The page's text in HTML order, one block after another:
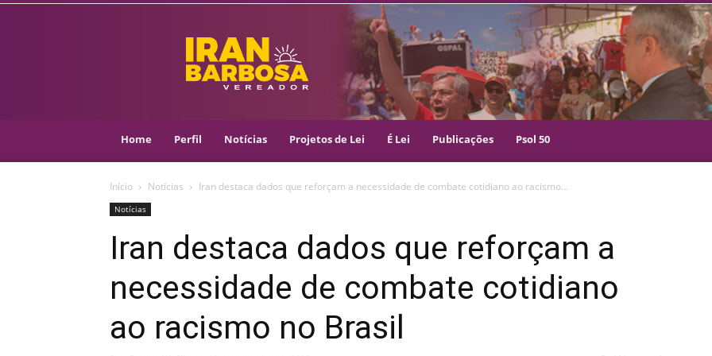
IRAN
BARBOSA
–
VEREADOR
–
Home Perfil Notícias Projetos de Lei É Lei Publicações Psol 50
Início Notícias Iran destaca dados que reforçam a necessidade de combate cotidiano ao racismo...
Notícias
Iran destaca dados que reforçam a
necessidade de combate cotidiano
ao racismo no Brasil